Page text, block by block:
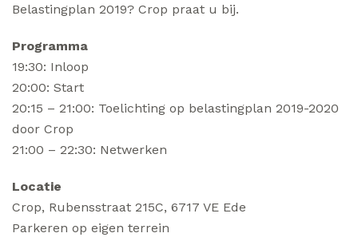
Belastingplan 2019? Crop praat u bij.
Programma
19:30: Inloop
20:00: Start
20:15 – 21:00: Toelichting op belastingplan 2019-2020
door Crop
21:00 – 22:30: Netwerken
Locatie
Crop, Rubensstraat 215C, 6717 VE Ede
Parkeren op eigen terrein